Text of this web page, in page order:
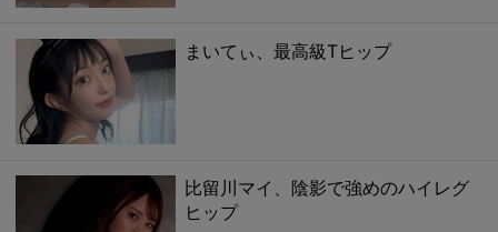
まいてぃ、最高級Tヒップ
比留川マイ、陰影で強めのハイレグ
ヒップ